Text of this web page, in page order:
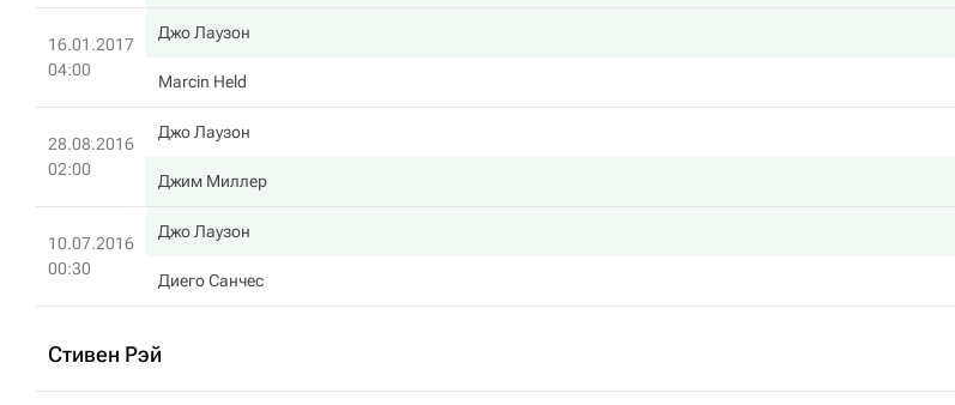
16.01.2017
04:00
Джо Лаузон
Marcin Held
28.08.2016
02:00
Джо Лаузон
Джим Миллер
10.07.2016
00:30
Джо Лаузон
Диего Санчес
Стивен Рэй